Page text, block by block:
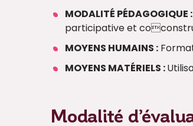
MODALITÉ PÉDAGOGIQUE :
participative et
MOYENS HUMAINS :
MOYENS MATÉRIELS :
Modalité